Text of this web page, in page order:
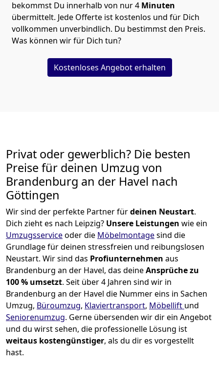
bekommst Du innerhalb von nur4 Minuten
übermittelt. Jede Offerte ist kostenlos und für Dich
vollkommen unverbindlich. Du bestimmst den Preis.
Was können wir für Dich tun?
Kostenloses Angebot erhalten
Privat oder gewerblich? Die besten
Preise für deinen Umzug von
Brandenburg an der Havel nach
Göttingen
Wir sind der perfekte Partner fürdeinen Neustart.
Dich zieht es nach Leipzig? Unsere Leistungen wie ein
Umzugsserviceoder die Möbelmontagesind die
Grundlage für deinen stressfreien und reibungslosen
Neustart. Wir sind das Profiunternehmen aus
Brandenburg an der Havel, das deineAnsprüche zu
100 % umsetzt. Seit über 4 Jahren sind wir in
Brandenburg an der Havel die Nummer eins in Sachen
Umzug, Büroumzug, Klaviertransport, Möbellift und
Seniorenumzug. Gerne übersenden wir dir ein Angebot
und du wirst sehen, die professionelle Lösung ist
weitaus kostengünstiger, als du dir es vorgestellt
hast.